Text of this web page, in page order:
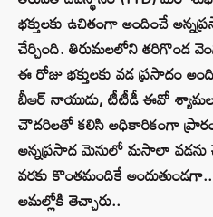
భక్తులకు ఉచితంగా అందించే
చేర్చింది. తిరుమలలోని తరిగొండ
ఈ రోజు భక్తులకు వడ ప్రసాదం
బీఆర్‌ నాయుడు, టీటీడీ ఈవో
చౌదరిలతో కలిసి అధికారికంగా
అన్నప్రసాద మెనులో మసాలా వడను
వరకు కొంతమందికే
అమల్లోకి తెచ్చారు..